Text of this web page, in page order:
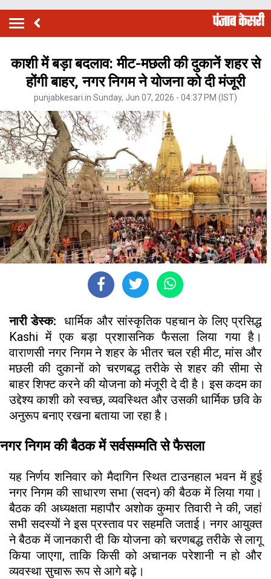
काशी में बड़ा बदलाव: मीट-मछली की दुकानें शहर से
होंगी बाहर, नगर निगम ने योजना को दी मंजूरी
punjabkesari.in Sunday, Jun 07, 2026 - 04:37 PM (IST)
नारी डेस्क: धार्मिक और सांस्कृतिक पहचान के लिए प्रसिद्ध
Kashi में एक बड़ा प्रशासनिक फैसला लिया गया है।
वाराणसी नगर निगम ने शहर के भीतर चल रही मीट, मांस और
मछली की दुकानों को चरणबद्ध तरीके से शहर की सीमा से
बाहर शिफ्ट करने की योजना को मंजूरी दे दी है। इस कदम का
उद्देश्य काशी को स्वच्छ, व्यवस्थित और उसकी धार्मिक छवि के
अनुरूप बनाए रखना बताया जा रहा है।
नगर निगम की बैठक में सर्वसम्मति से फैसला
यह निर्णय शनिवार को मैदागिन स्थित टाउनहाल भवन में हुई
नगर निगम की साधारण सभा (सदन) की बैठक में लिया गया।
बैठक की अध्यक्षता महापौर अशोक कुमार तिवारी ने की, जहां
सभी सदस्यों ने इस प्रस्ताव पर सहमति जताई। नगर आयुक्त
ने बैठक में जानकारी दी कि योजना को चरणबद्ध तरीके से लागू
किया जाएगा, ताकि किसी को अचानक परेशानी न हो और
व्यवस्था सुचारू रूप से आगे बढ़े।